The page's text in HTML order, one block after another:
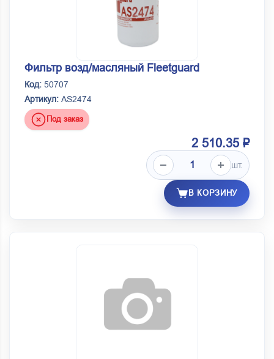
Фильтр возд/масляный Fleetguard
Код: 50707
Артикул: AS2474
Под заказ
2 510.35 ₽
шт.
В КОРЗИНУ